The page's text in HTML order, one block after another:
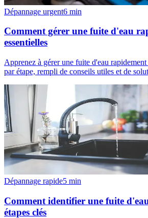
Dépannage urgent6 min
Comment gérer une fuite d'eau
essentielles
Apprenez à gérer une fuite d'eau
par étape, rempli de conseils utiles et de
Dépannage rapide5 min
Comment identifier une fuite
étapes clés